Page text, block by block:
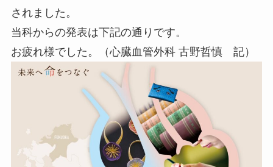
されました。
当科からの発表は下記の通りです。
お疲れ様でした。（心臓血管外科 古野哲慎 記）